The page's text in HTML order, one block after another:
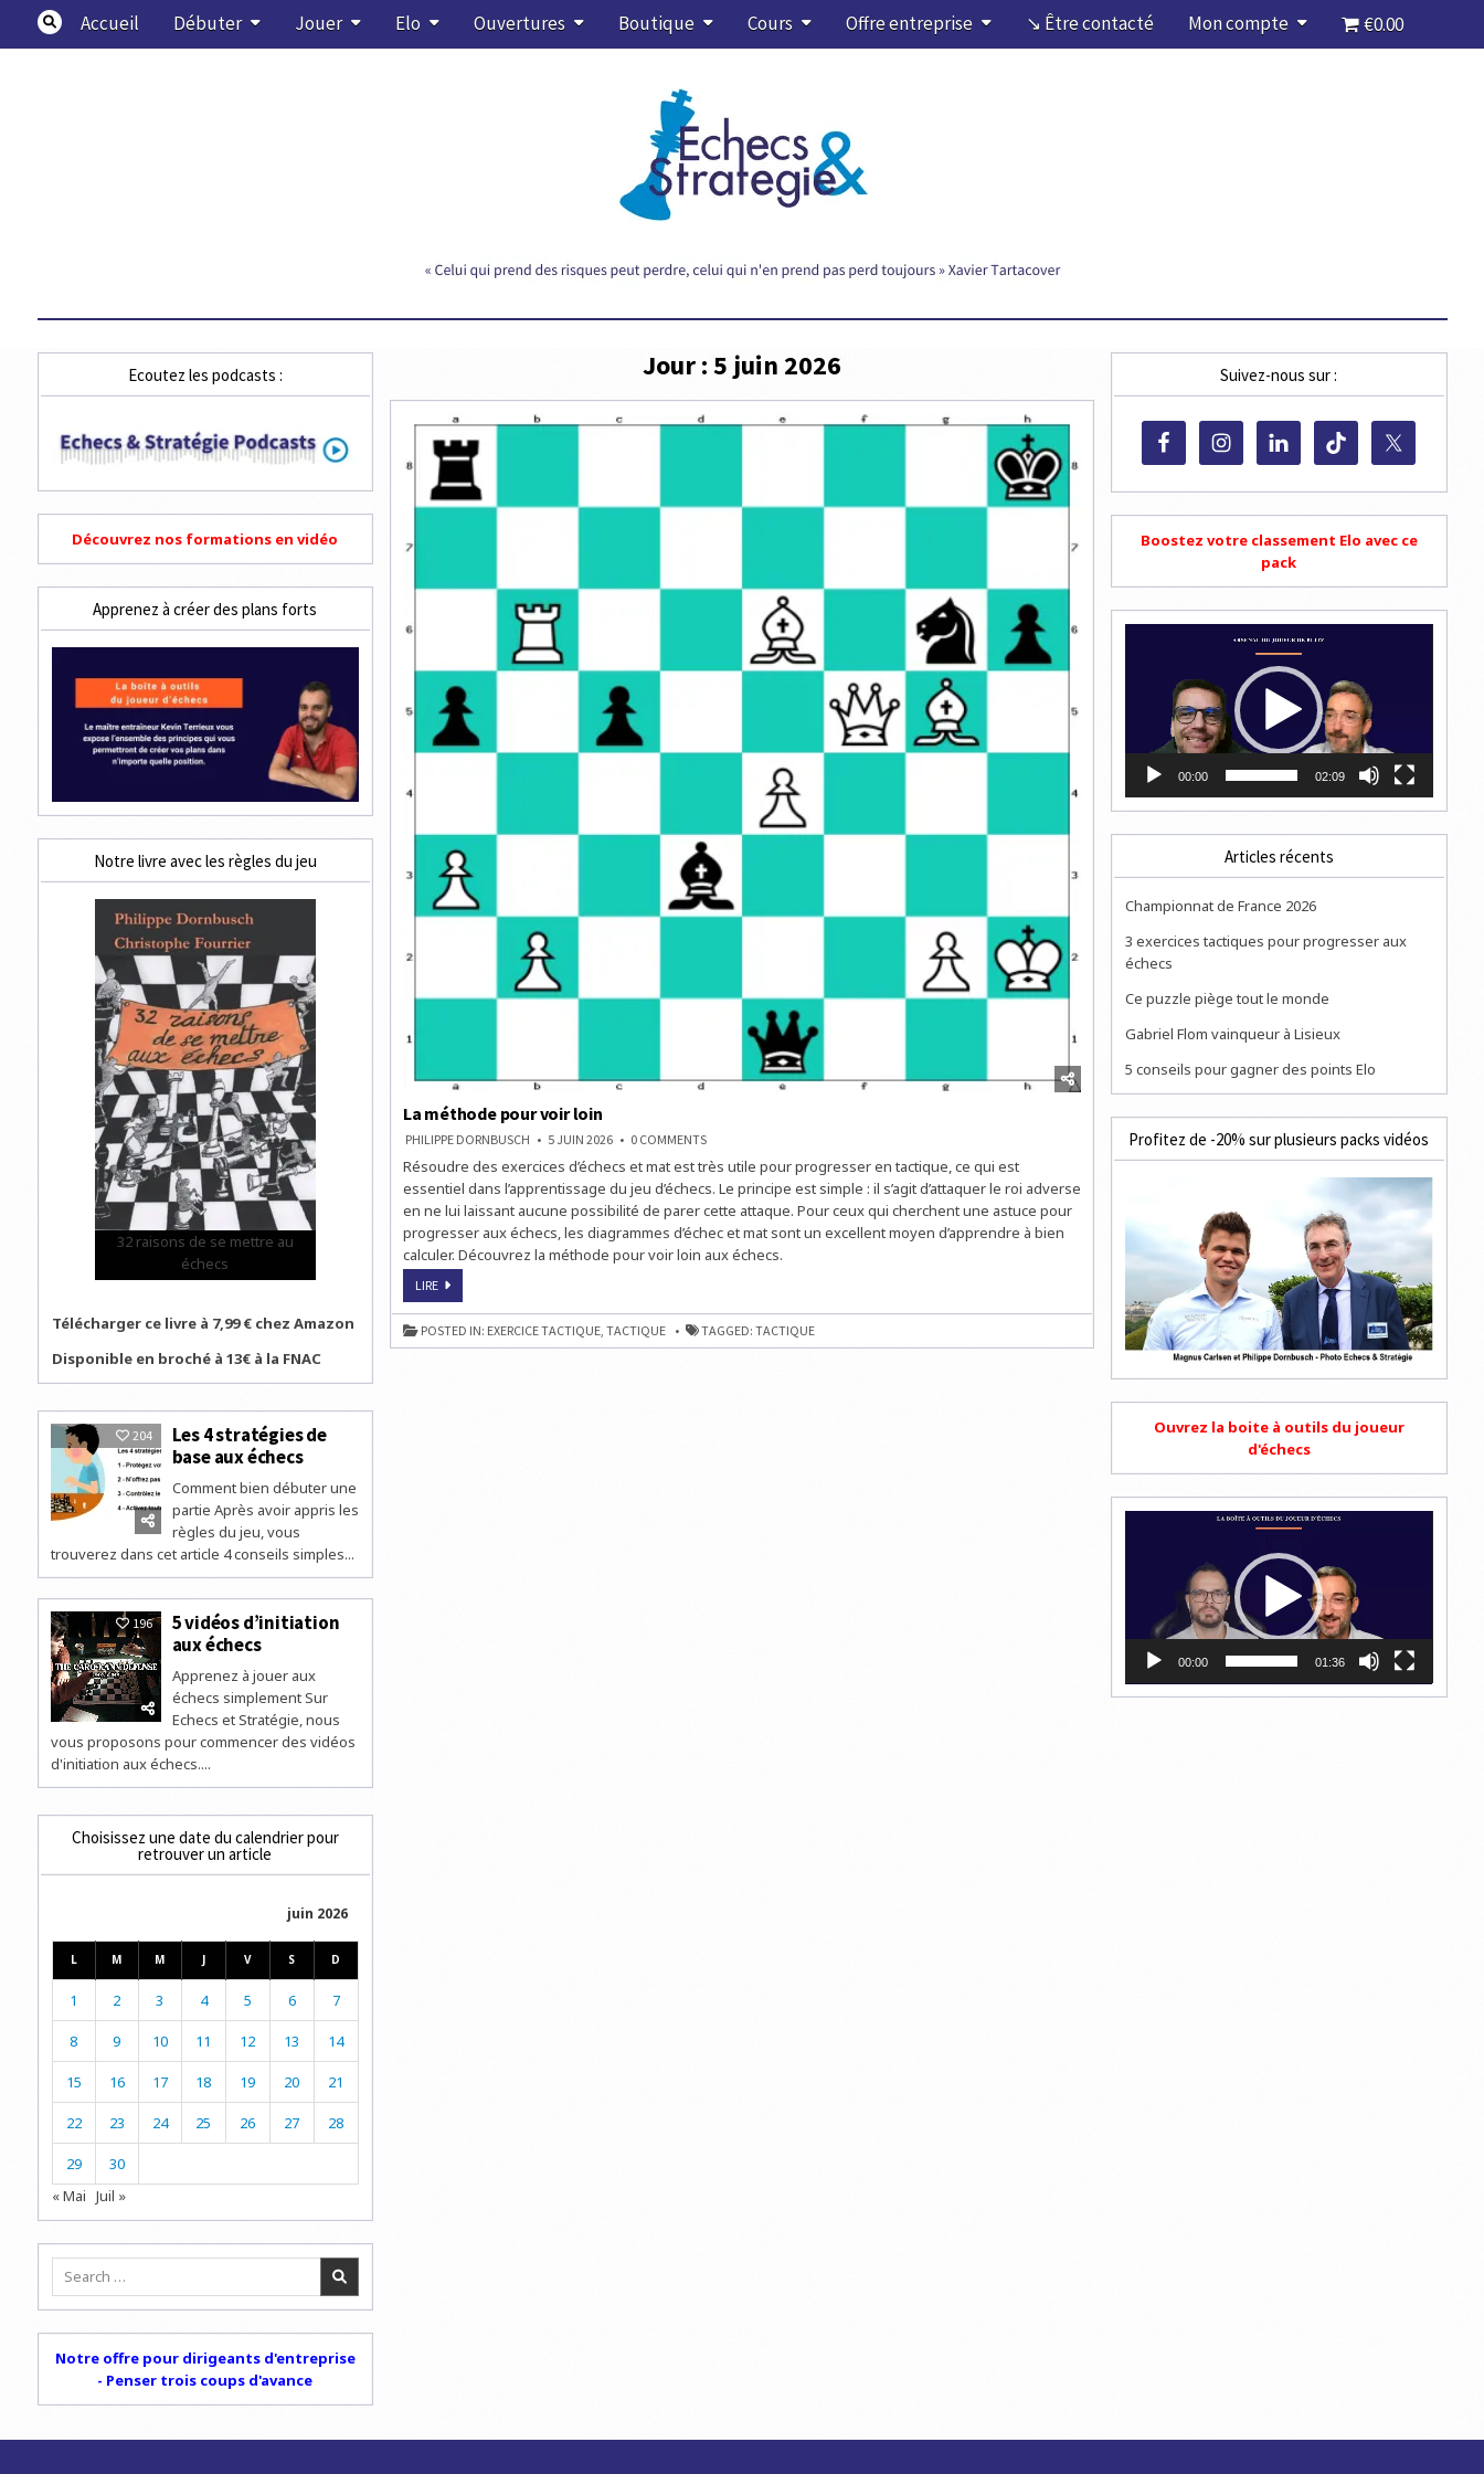
content
Accueil Débuter Jouer Elo Ouvertures Boutique Cours Offre entreprise ↘ Être contacté Mon compte €0.00
Jour :5 juin 2026
La méthode pour voir loin
PHILIPPE DORNBUSCH 5 JUIN 2026 0 COMMENTSON
MÉTHODE
POUR
VOIR
LOIN
Résoudre des exercices d’échecs et mat est très utile pour progresser en tactique, ce qui est
essentiel dans l’apprentissage du jeu d’échecs. Le principe est simple : il s’agit d’attaquer le roi adverse
en ne lui laissant aucune possibilité de parer cette attaque. Pour ceux qui cherchent une astuce pour
progresser aux échecs, les diagrammes d’échec et mat sont un excellent moyen d’apprendre à bien
calculer. Découvrez la méthode pour voir loin aux échecs.
LIRELA
POUR
VOIR
LOIN
POSTED IN: EXERCICE TACTIQUE, TACTIQUE TAGGED: TACTIQUE
Ecoutez les podcasts :
Découvrez nos formations en vidéo
Apprenez à créer des plans forts
Notre livre avec les règles du jeu
32 raisons de se mettre au
échecs
Télécharger ce livre à 7,99 € chez Amazon
Disponible en broché à 13€ à la FNAC
204
Les 4 stratégies de
base aux échecs
Comment bien débuter une
partie Après avoir appris les
règles du jeu, vous
trouverez dans cet article 4 conseils simples...
196
5 vidéos d’initiation
aux échecs
Apprenez à jouer aux
échecs simplement Sur
Echecs et Stratégie, nous
vous proposons pour commencer des vidéos
d'initiation aux échecs....
Choisissez une date du calendrier pour
retrouver un article
juin 2026
L M M J V S D
1 2 3 4 5 6 7
8 9 10 11 12 13 14
15 16 17 18 19 20 21
22 23 24 25 26 27 28
29
30
« Mai Juil »
Search
Notre offre pour dirigeants d'entreprise
- Penser trois coups d'avance
Suivez-nous sur :
Boostez votre classement Elo avec ce
pack
00:00 02:09
Articles récents
Championnat de France 2026
3 exercices tactiques pour progresser aux
échecs
Ce puzzle piège tout le monde
Gabriel Flom vainqueur à Lisieux
5 conseils pour gagner des points Elo
Profitez de -20% sur plusieurs packs vidéos
Ouvrez la boite à outils du joueur
d'échecs
00:00 01:36